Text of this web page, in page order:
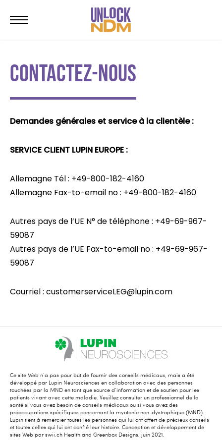
CONTACTEZ-NOUS
Demandes générales et service à la clientèle :
SERVICE CLIENT LUPIN EUROPE :
Allemagne Tél : +49-800-182-4160
Allemagne Fax-to-email no : +49-800-182-4160
Autres pays de l’UE N° de téléphone : +49-69-967-
59087
Autres pays de l’UE Fax-to-email no : +49-69-967-
59087
Courriel : customerserviceLEG@lupin.com
Ce site Web n’a pas pour but de fournir des conseils médicaux, mais a été
développé par Lupin Neurosciences en collaboration avec des personnes
touchées par la MND en tant que source d’information et de soutien pour les
patients vivant avec cette maladie. Veuillez consulter un professionnel de la
santé si vous avez besoin de conseils médicaux ou si vous avez des
préoccupations spécifiques concernant la myotonie non-dystrophique (MND).
Lupin tient à remercier toutes les personnes qui lui ont offert de précieux conseils
et toutes celles qui lui ont confié leur histoire. Conception et développement de
sites Web par swii.ch Health and Greenbox Designs, juin 2021.